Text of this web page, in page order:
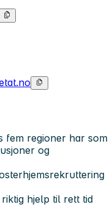
fem regioner har som
og
hjelp til rett tid